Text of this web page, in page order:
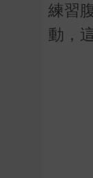
練習
動，